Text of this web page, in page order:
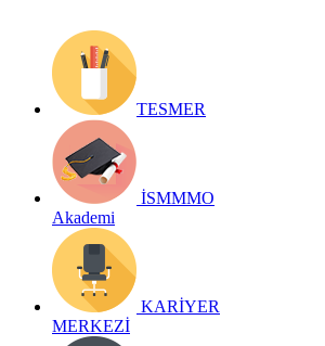
TESMER
İSMMMO
Akademi
KARİYER
MERKEZİ